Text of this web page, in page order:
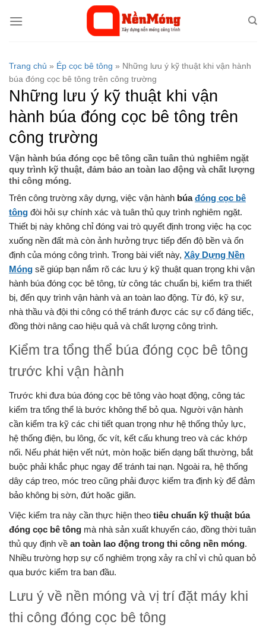
qua
Trang chủ » Ép cọc bê tông » Những lưu ý kỹ thuật khi vận hành
búa đóng cọc bê tông trên công trường
Những lưu ý kỹ thuật khi vận
hành búa đóng cọc bê tông trên
công trường
Vận hành búa đóng cọc bê tông cần tuân thủ nghiêm ngặt
quy trình kỹ thuật, đảm bảo an toàn lao động và chất lượng
thi công móng.
Trên công trường xây dựng, việc vận hành búađóng cọc bê
tông đòi hỏi sự chính xác và tuân thủ quy trình nghiêm ngặt.
Thiết bị này không chỉ đóng vai trò quyết định trong việc hạ cọc
xuống nền đất mà còn ảnh hưởng trực tiếp đến độ bền và ổn
định của móng công trình. Trong bài viết này, Xây Dựng Nền
Móng sẽ giúp bạn nắm rõ các lưu ý kỹ thuật quan trọng khi vận
hành búa đóng cọc bê tông, từ công tác chuẩn bị, kiểm tra thiết
bị, đến quy trình vận hành và an toàn lao động. Từ đó, kỹ sư,
nhà thầu và đội thi công có thể tránh được các sự cố đáng tiếc,
đồng thời nâng cao hiệu quả và chất lượng công trình.
Kiểm tra tổng thể búa đóng cọc bê tông
trước khi vận hành
Trước khi đưa búa đóng cọc bê tông vào hoạt động, công tác
kiểm tra tổng thể là bước không thể bỏ qua. Người vận hành
cần kiểm tra kỹ các chi tiết quan trọng như hệ thống thủy lực,
hệ thống điện, bu lông, ốc vít, kết cấu khung treo và các khớp
nối. Nếu phát hiện vết nứt, mòn hoặc biến dạng bất thường, bắt
buộc phải khắc phục ngay để tránh tai nạn. Ngoài ra, hệ thống
dây cáp treo, móc treo cũng phải được kiểm tra định kỳ để đảm
bảo không bị sờn, đứt hoặc giãn.
Việc kiểm tra này cần thực hiện theo tiêu chuẩn kỹ thuật búa
đóng cọc bê tông mà nhà sản xuất khuyến cáo, đồng thời tuân
thủ quy định về an toàn lao động trong thi công nền móng.
Nhiều trường hợp sự cố nghiêm trọng xảy ra chỉ vì chủ quan bỏ
qua bước kiểm tra ban đầu.
Lưu ý về nền móng và vị trí đặt máy khi
thi công đóng cọc bê tông